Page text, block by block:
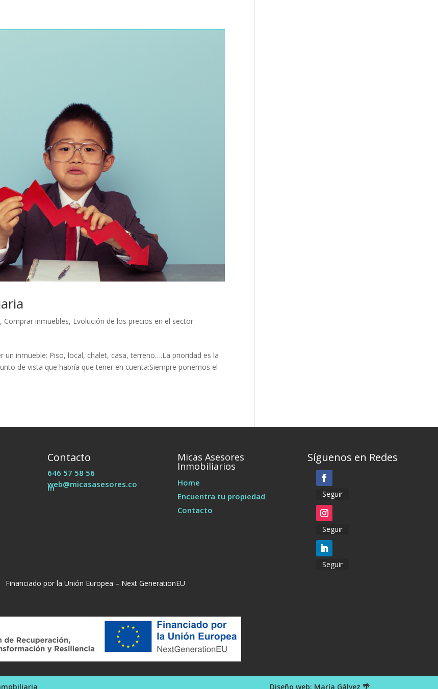
, Comprar inmuebles, Evolución de los precios en el sector
inmueble: Piso, local, chalet, casa, terreno….La prioridad es la
de vista que habría que tener en cuenta:Siempre ponemos el
Contacto
646 57 58 56
web@micasasesores.co
m
Micas Asesores
Inmobiliarios
Home
Encuentra tu propiedad
Contacto
Síguenos en Redes
Seguir
Seguir
Seguir
Financiado por la Unión Europea – Next GenerationEU
Diseño web: María Gálvez 🌴